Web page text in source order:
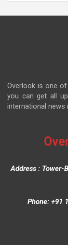
Overlook is one
you can get all
international news
Address : Tower-
Phone: +91